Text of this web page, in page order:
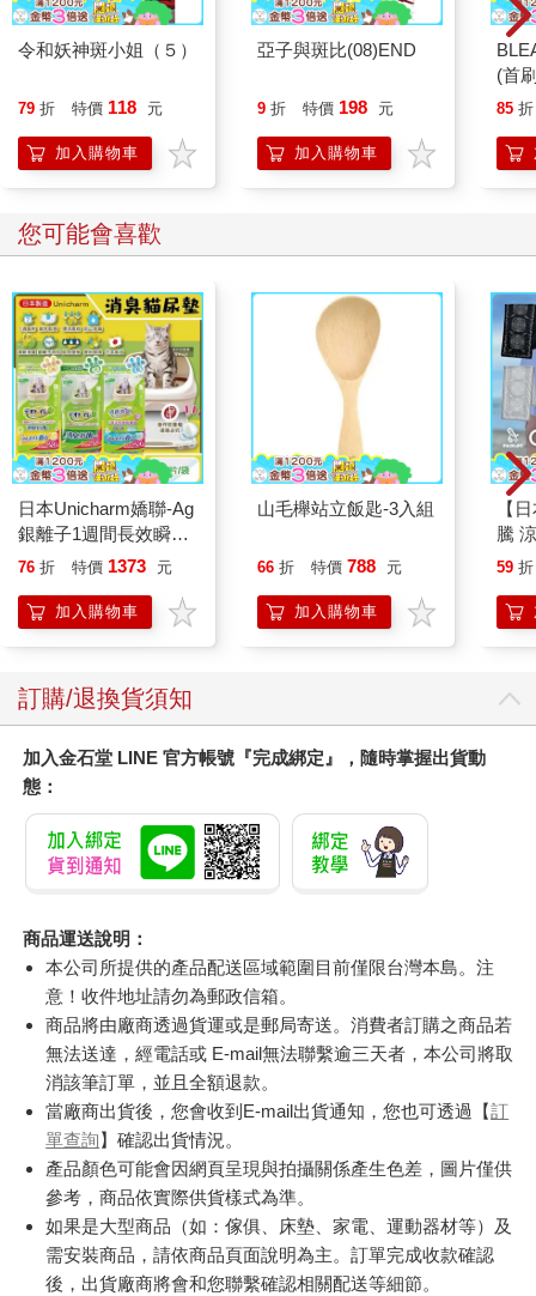
令和妖神斑小姐（５）
79 折 特價 118 元
加入購物車
亞子與斑比(08)END
9 折 特價 198 元
加入購物車
(首
85 折
您可能會喜歡
日本Unicharm嬌聯-Ag
銀離子1週間長效瞬吸
乾爽寵物消臭大師貓尿
防滲漏貓尿布/可觀察
尿色貓潔墊補充包/本
76 折 特價 1373 元
加入購物車
山毛櫸站立飯匙-3入組
66 折 特價 788 元
加入購物車
【
騰
涼
毛巾
59 折
訂購/退換貨須知
加入金石堂 LINE 官方帳號『完成綁定』，隨時掌握出貨動
態：
商品運送說明：
本公司所提供的產品配送區域範圍目前僅限台灣本島。注
意！收件地址請勿為郵政信箱。
商品將由廠商透過貨運或是郵局寄送。消費者訂購之商品若
無法送達，經電話或 E-mail無法聯繫逾三天者，本公司將取
消該筆訂單，並且全額退款。
當廠商出貨後，您會收到E-mail出貨通知，您也可透過【訂
單查詢】確認出貨情況。
產品顏色可能會因網頁呈現與拍攝關係產生色差，圖片僅供
參考，商品依實際供貨樣式為準。
如果是大型商品（如：傢俱、床墊、家電、運動器材等）及
需安裝商品，請依商品頁面說明為主。訂單完成收款確認
後，出貨廠商將會和您聯繫確認相關配送等細節。